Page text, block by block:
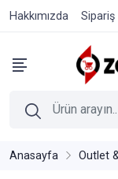
Hakkımızda Sipariş
Anasayfa Outlet